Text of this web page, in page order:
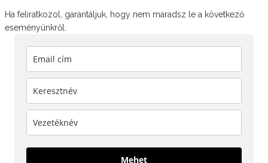
Ha feliratkozol, garantáljuk, hogy nem maradsz le a következő
eseményünkről.
Mehet